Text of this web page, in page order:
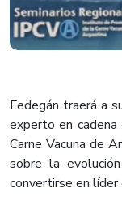
Fedegán traerá a
experto en
Carne Vacuna de
sobre la
convertirse en líder